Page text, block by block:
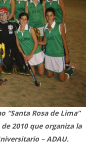
“Santa Rosa de Lima”
2010 que organiza la
– ADAU.